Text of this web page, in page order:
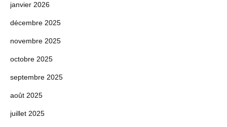
janvier 2026
décembre 2025
novembre 2025
octobre 2025
septembre 2025
août 2025
juillet 2025